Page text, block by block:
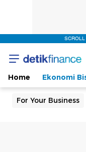
Home Ekonomi
For Your Business